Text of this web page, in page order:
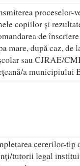
proceselor-
copiilor și
de
mare, după caz, de
sau CJRAE/
a municipiului
cererilor-tip
tutorii legal